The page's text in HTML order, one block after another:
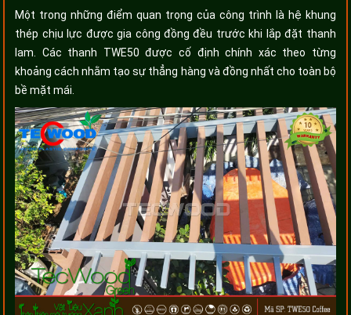
Một trong những điểm quan trọng của công trình là hệ khung
thép chịu lực được gia công đồng đều trước khi lắp đặt thanh
lam. Các thanh TWE50 được cố định chính xác theo từng
khoảng cách nhằm tạo sự thẳng hàng và đồng nhất cho toàn bộ
bề mặt mái.